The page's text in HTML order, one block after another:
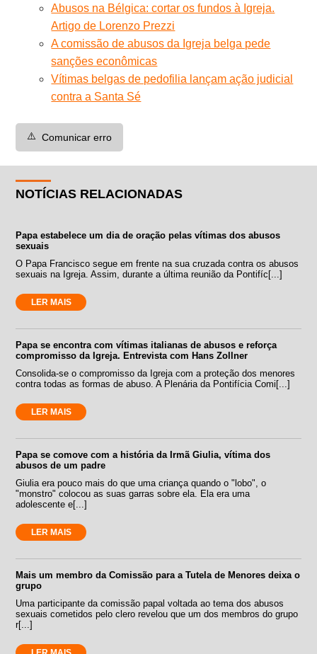
Abusos na Bélgica: cortar os fundos à Igreja.
Artigo de Lorenzo Prezzi
A comissão de abusos da Igreja belga pede
sanções econômicas
Vítimas belgas de pedofilia lançam ação judicial
contra a Santa Sé
⚠️ Comunicar erro
NOTÍCIAS RELACIONADAS
Papa estabelece um dia de oração pelas vítimas dos abusos
sexuais
O Papa Francisco segue em frente na sua cruzada contra os abusos
sexuais na Igreja. Assim, durante a última reunião da Pontifíc[...]
LER MAIS
Papa se encontra com vítimas italianas de abusos e reforça
compromisso da Igreja. Entrevista com Hans Zollner
Consolida-se o compromisso da Igreja com a proteção dos menores
contra todas as formas de abuso. A Plenária da Pontifícia Comi[...]
LER MAIS
Papa se comove com a história da Irmã Giulia, vítima dos
abusos de um padre
Giulia era pouco mais do que uma criança quando o "lobo", o
"monstro" colocou as suas garras sobre ela. Ela era uma
adolescente e[...]
LER MAIS
Mais um membro da Comissão para a Tutela de Menores deixa o
grupo
Uma participante da comissão papal voltada ao tema dos abusos
sexuais cometidos pelo clero revelou que um dos membros do grupo
r[...]